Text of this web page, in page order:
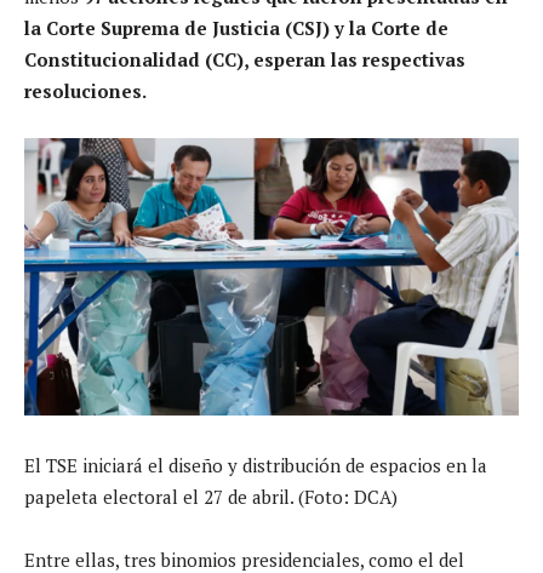
la Corte Suprema de Justicia (CSJ) y la Corte de
Constitucionalidad (CC), esperan las respectivas
resoluciones.
El TSE iniciará el diseño y distribución de espacios en la
papeleta electoral el 27 de abril. (Foto: DCA)
Entre ellas, tres binomios presidenciales, como el del